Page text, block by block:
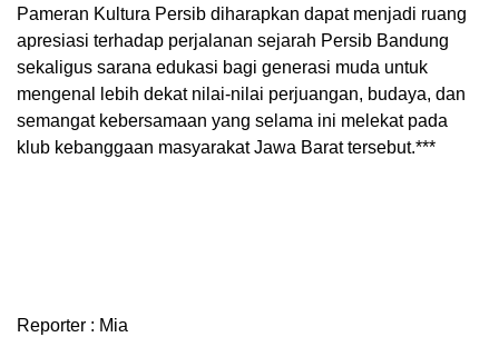
Pameran Kultura Persib diharapkan dapat menjadi ruang
apresiasi terhadap perjalanan sejarah Persib Bandung
sekaligus sarana edukasi bagi generasi muda untuk
mengenal lebih dekat nilai-nilai perjuangan, budaya, dan
semangat kebersamaan yang selama ini melekat pada
klub kebanggaan masyarakat Jawa Barat tersebut.***
Reporter : Mia